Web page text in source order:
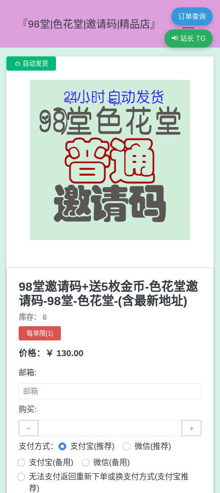
『98堂|色花堂|邀请码|精品店』
订单查询
📢 站长 TG
 自动发货
98堂邀请码+送5枚金币-色花堂邀
请码-98堂-色花堂-(含最新地址)
库存： 6
每单限(1)
价格：￥ 130.00
邮箱:
购买:
− +
支付方式： 支付宝(推荐)
微信(推荐)
支付宝(备用)
微信(备用)
无法支付返回重新下单或换支付方式(支付宝推
荐)